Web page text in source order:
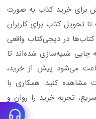
برای خرید کتاب به صورت
تحویل کتاب برای کاربران
کتاب‌ها در دیجی‌کتاب واقعی
چاپی شبیه‌سازی شده‌اند تا
می‌شود پیش از خرید،
مشاهده کنید. همکاری با
تجربه خرید را روان و